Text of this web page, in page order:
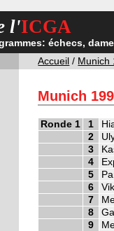
l'ICGA
échecs,
Accueil / Munich
Munich
Ronde 1 1
2
3
4
5
6
7
8
9